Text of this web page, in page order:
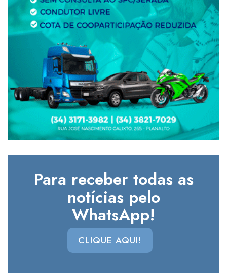
Para receber todas as
notícias pelo
WhatsApp!
CLIQUE AQUI!